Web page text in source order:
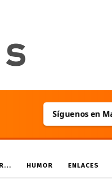
Síguenos en
HUMOR ENLACES